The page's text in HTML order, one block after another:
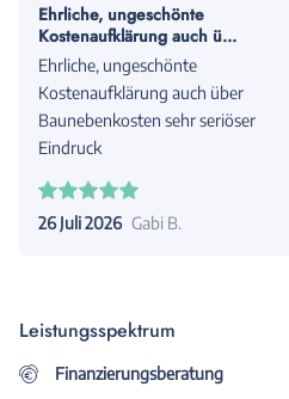
Ehrliche, ungeschönte
Kostenaufklärung auch ü...
Ehrliche, ungeschönte
Kostenaufklärung auch über
Baunebenkosten sehr seriöser
Eindruck
26 Juli 2026 Gabi B.
Leistungsspektrum
Finanzierungsberatung